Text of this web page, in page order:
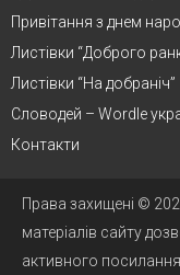
Привітання з днем
Листівки “Доброго
Листівки “На добраніч”
Словодей – Wordle
Контакти
Права захищені ©
матеріалів сайту
активного